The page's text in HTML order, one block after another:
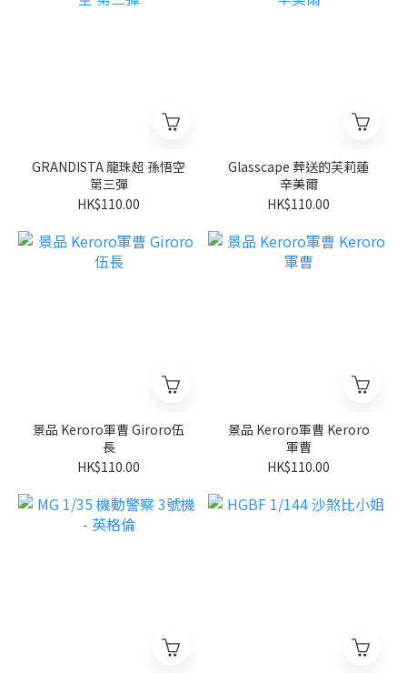
GRANDISTA 龍珠超 孫悟空
第三彈
HK$110.00
Glasscape 葬送的芙莉蓮
辛美爾
HK$110.00
景品 Keroro軍曹 Giroro伍
長
HK$110.00
景品 Keroro軍曹 Keroro
軍曹
HK$110.00